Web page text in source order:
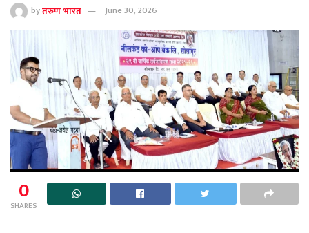
byतरुण भारत June 30, 2026
0
SHARES